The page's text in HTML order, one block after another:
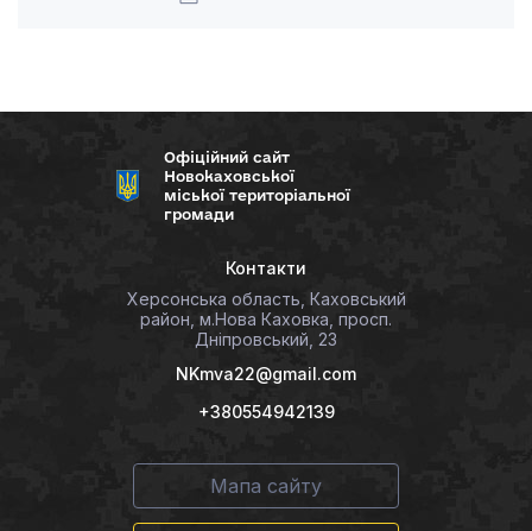
Офіційний сайт
Новокаховської
міської територіальної
громади
Контакти
Херсонська область, Каховський
район, м.Нова Каховка, просп.
Дніпровський, 23
NKmva22@gmail.com
+380554942139
Мапа сайту